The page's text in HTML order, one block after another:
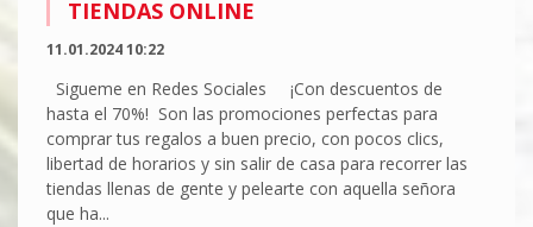
TIENDAS ONLINE
11.01.2024 10:22
Sigueme en Redes Sociales ¡Con descuentos de
hasta el 70%! Son las promociones perfectas para
comprar tus regalos a buen precio, con pocos clics,
libertad de horarios y sin salir de casa para recorrer las
tiendas llenas de gente y pelearte con aquella señora
que ha...